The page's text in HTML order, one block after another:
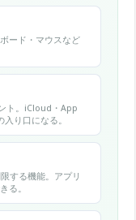
ード・マウスなど
ト。iCloud・App
り口になる。
する機能。アプリ
る。